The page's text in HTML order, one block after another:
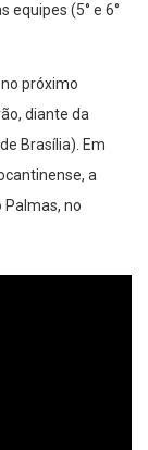
equipes (5° e 6°
próximo
diante da
Brasília). Em
a
Palmas, no